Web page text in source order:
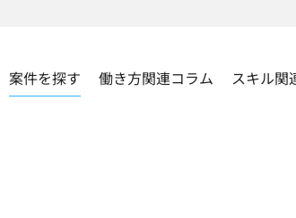
案件を探す 働き方関連コラム スキル関